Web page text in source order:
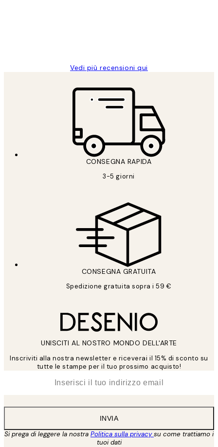
Vedi più recensioni qui
CONSEGNA RAPIDA
3-5 giorni
CONSEGNA GRATUITA
Spedizione gratuita sopra i 59 €
UNISCITI AL NOSTRO MONDO DELL'ARTE
Inscriviti alla nostra newsletter e riceverai il 15% di sconto su
tutte le stampe per il tuo prossimo acquisto!
INVIA
Si prega di leggere la nostra Politica sulla privacysu come trattiamo i
tuoi dati